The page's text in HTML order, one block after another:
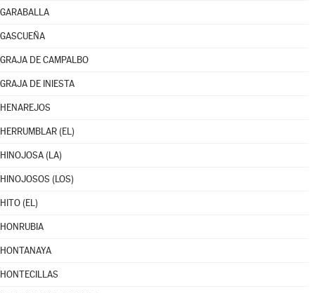
GARABALLA
GASCUEÑA
GRAJA DE CAMPALBO
GRAJA DE INIESTA
HENAREJOS
HERRUMBLAR (EL)
HINOJOSA (LA)
HINOJOSOS (LOS)
HITO (EL)
HONRUBIA
HONTANAYA
HONTECILLAS